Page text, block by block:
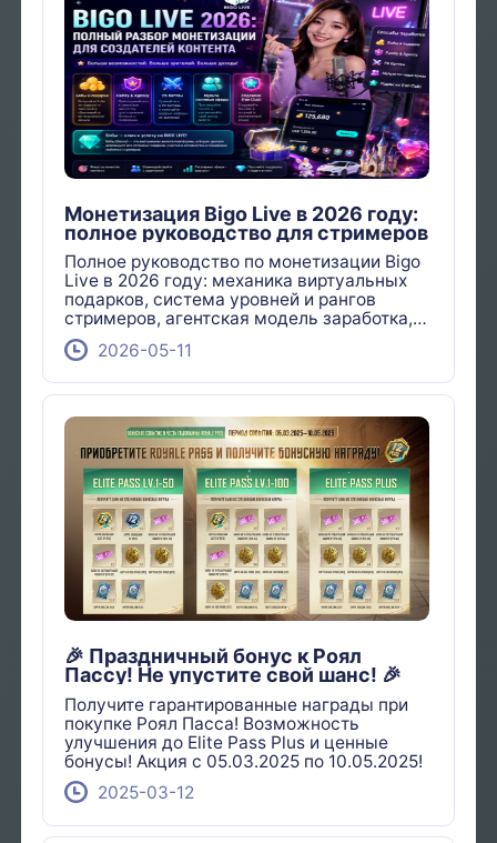
Монетизация Bigo Live в 2026 году:
полное руководство для стримеров
Полное руководство по монетизации Bigo
Live в 2026 году: механика виртуальных
подарков, система уровней и рангов
стримеров, агентская модель заработка,
ивенты платформы и условия вывода
средств. Узнайте, как зарабатывать на
2026-05-11
🎉 Праздничный бонус к Роял
Пассу! Не упустите свой шанс! 🎉
Получите гарантированные награды при
покупке Роял Пасса! Возможность
улучшения до Elite Pass Plus и ценные
бонусы! Акция с 05.03.2025 по 10.05.2025!
2025-03-12